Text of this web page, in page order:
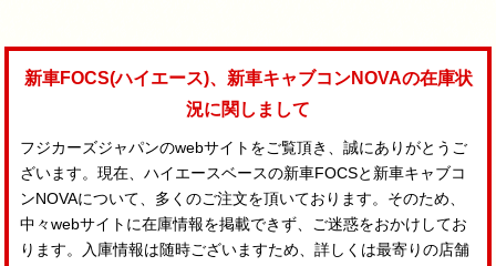
新車FOCS(ハイエース)、新車キャブコンNOVAの在庫状
況に関しまして
フジカーズジャパンのwebサイトをご覧頂き、誠にありがとうご
ざいます。現在、ハイエースベースの新車FOCSと新車キャブコ
ンNOVAについて、多くのご注文を頂いております。そのため、
中々webサイトに在庫情報を掲載できず、ご迷惑をおかけしてお
ります。入庫情報は随時ございますため、詳しくは最寄りの店舗